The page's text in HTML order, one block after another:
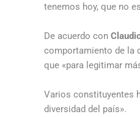
tenemos hoy, que no
De acuerdo con
comportamiento de la
que «para legitimar
Varios constituyentes
diversidad del país».